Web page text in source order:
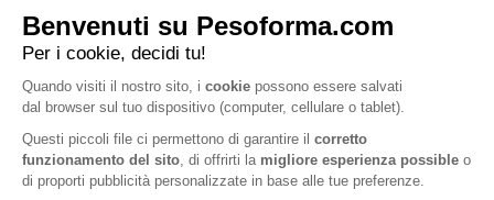
Iscriviti alla newsletter